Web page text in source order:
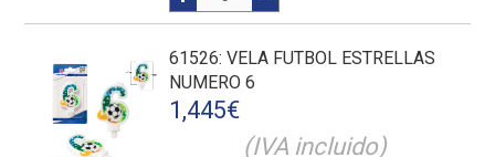
61526: VELA FUTBOL ESTRELLAS
NUMERO 6
1,445€
(IVA incluido)